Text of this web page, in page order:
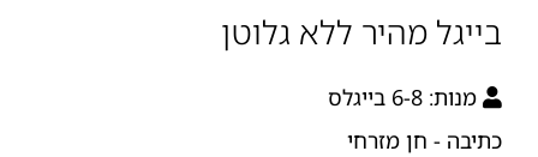
בייגל מהיר ללא גלוטן
מנות: 6-8 בייגלס
כתיבה - חן מזרחי